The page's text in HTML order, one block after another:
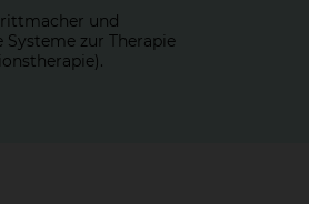
und
zur Therapie